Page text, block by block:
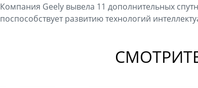
Компания Geely вывела 11 дополнительных
поспособствует развитию технологий